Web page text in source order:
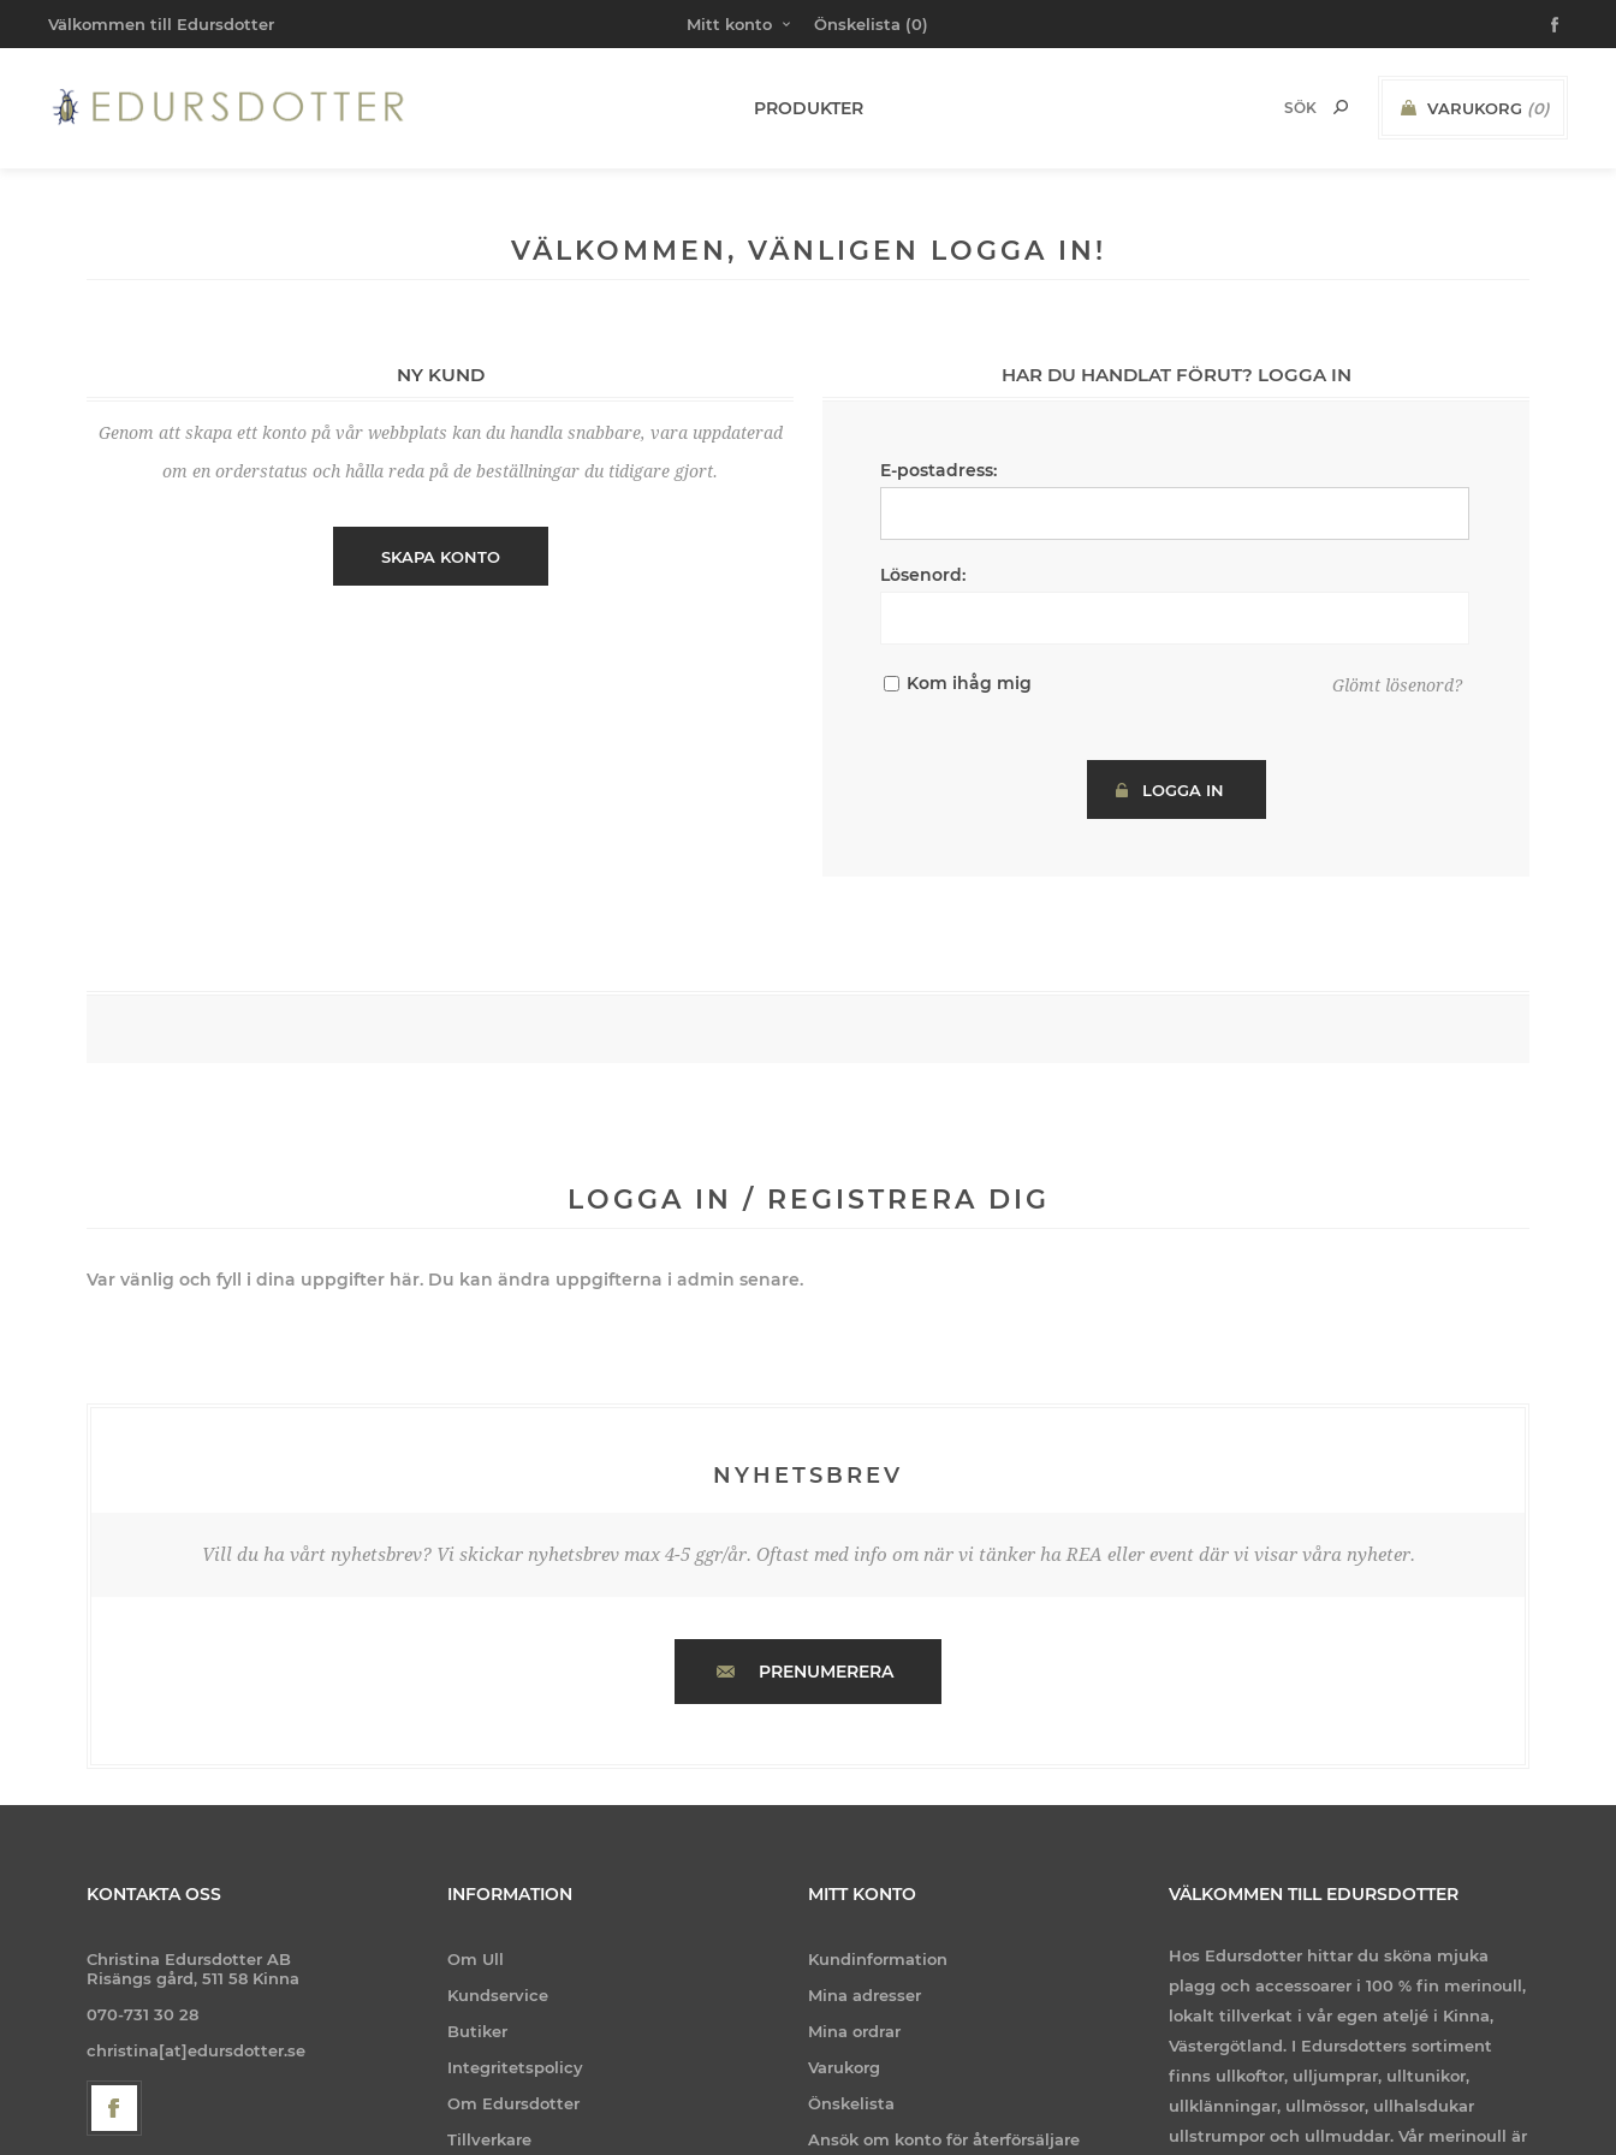
Välkommen till Edursdotter Mitt konto Önskelista (0)
VARUKORG (0)
PRODUKTER
VÄLKOMMEN, VÄNLIGEN LOGGA IN!
NY KUND
Genom att skapa ett konto på vår webbplats kan du handla snabbare, vara uppdaterad
om en orderstatus och hålla reda på de beställningar du tidigare gjort.
SKAPA KONTO
HAR DU HANDLAT FÖRUT? LOGGA IN
E-postadress:
Lösenord:
Kom ihåg mig Glömt lösenord?
LOGGA IN
LOGGA IN / REGISTRERA DIG
Var vänlig och fyll i dina uppgifter här. Du kan ändra uppgifterna i admin senare.
NYHETSBREV
Vill du ha vårt nyhetsbrev? Vi skickar nyhetsbrev max 4-5 ggr/år. Oftast med info om när vi tänker ha REA eller event där vi visar våra nyheter.
PRENUMERERA
KONTAKTA OSS
Christina Edursdotter AB
Risängs gård, 511 58 Kinna
070-731 30 28
christina[at]edursdotter.se
INFORMATION
Om Ull
Kundservice
Butiker
Integritetspolicy
Om Edursdotter
Tillverkare
MITT KONTO
Kundinformation
Mina adresser
Mina ordrar
Varukorg
Önskelista
Ansök om konto för återförsäljare
VÄLKOMMEN TILL EDURSDOTTER
Hos Edursdotter hittar du sköna mjuka
plagg och accessoarer i 100 % fin merinoull,
lokalt tillverkat i vår egen ateljé i Kinna,
Västergötland. I Edursdotters sortiment
finns ullkoftor, ulljumprar, ulltunikor,
ullklänningar, ullmössor, ullhalsdukar
ullstrumpor och ullmuddar. Vår merinoull är